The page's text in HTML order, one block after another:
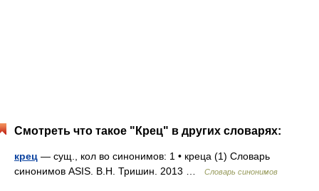
Смотреть что такое "Крец" в других словарях:
крец — сущ., кол во синонимов: 1 • креца (1) Словарь
синонимов ASIS. В.Н. Тришин. 2013 …
Словарь синонимов